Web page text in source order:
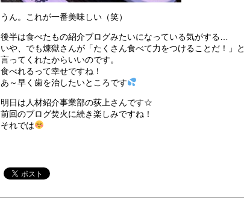
うん。これが一番美味しい（笑）
後半は食べたもの紹介ブログみたいになっている気がする…
いや、でも煉獄さんが「たくさん食べて力をつけることだ！」と
言ってくれたからいいのです。
食べれるって幸せですね！
あ～早く歯を治したいところです
明日は人材紹介事業部の荻上さんです☆
前回のブログ焚火に続き楽しみですね！
それでは